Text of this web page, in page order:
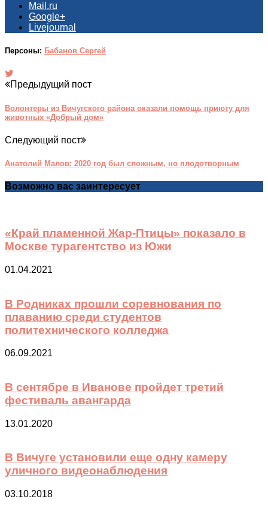
Mail.ru
Google+
Livejournal
Персоны: Бабанов Сергей
Предыдущий пост
Волонтеры из Вичугского района оказали помощь приюту для
животных «Добрый дом»
Следующий пост
Анатолий Малов: 2020 год был сложным, но плодотворным
Возможно вас заинтересует
«Край пламенной Жар-Птицы» показало в
Москве турагентство из Южи
01.04.2021
В Родниках прошли соревнования по
плаванию среди студентов
политехнического колледжа
06.09.2021
В сентябре в Иванове пройдет третий
фестиваль авангарда
13.01.2020
В Вичуге установили еще одну камеру
уличного видеонаблюдения
03.10.2018